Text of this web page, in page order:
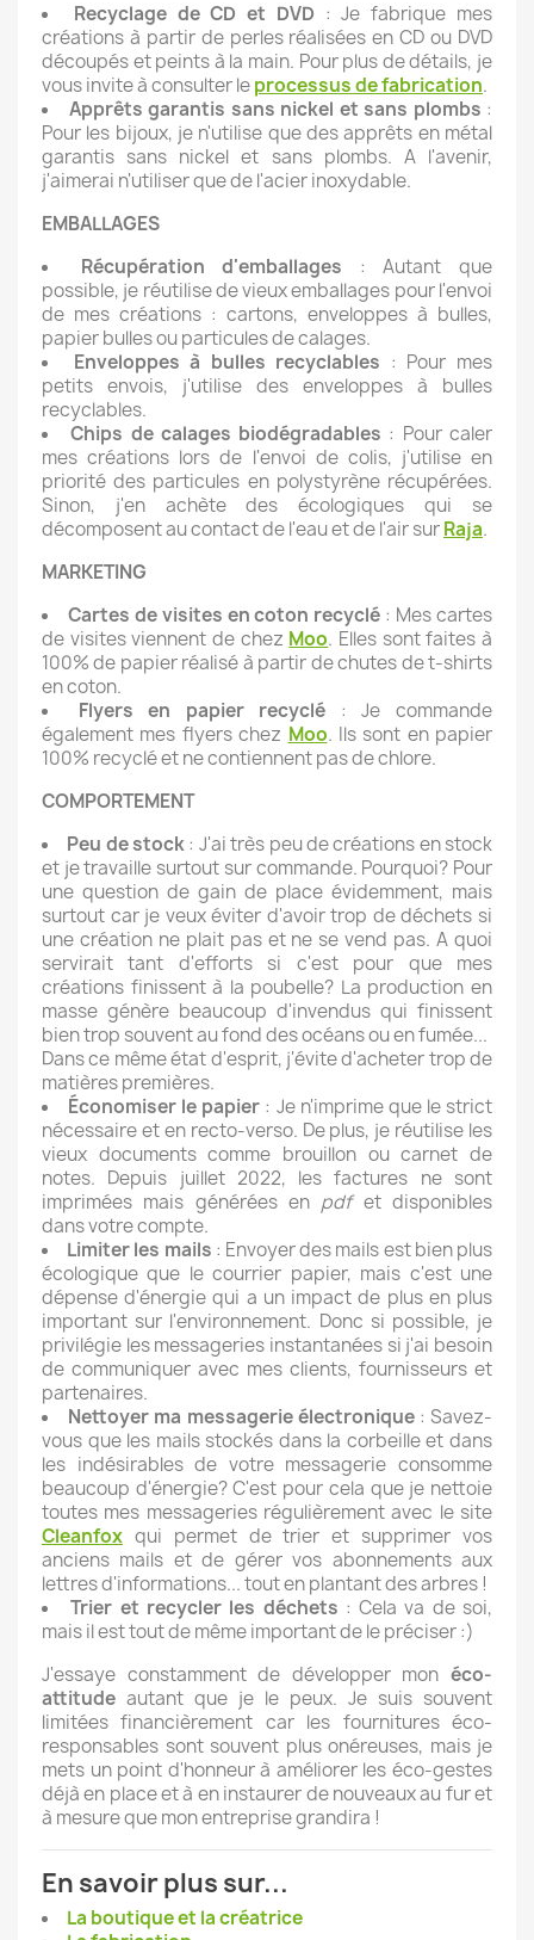
Recyclage de CD et DVD : Je fabrique mes
créations à partir de perles réalisées en CD ou DVD
découpés et peints à la main. Pour plus de détails, je
vous invite à consulter leprocessus de fabrication.
Apprêts garantis sans nickel et sans plombs :
Pour les bijoux, je n'utilise que des apprêts en métal
garantis sans nickel et sans plombs. A l'avenir,
j'aimerai n'utiliser que de l'acier inoxydable.
EMBALLAGES
Récupération d'emballages : Autant que
possible, je réutilise de vieux emballages pour l'envoi
de mes créations : cartons, enveloppes à bulles,
papier bulles ou particules de calages.
Enveloppes à bulles recyclables : Pour mes
petits envois, j'utilise des enveloppes à bulles
recyclables.
Chips de calages biodégradables : Pour caler
mes créations lors de l'envoi de colis, j'utilise en
priorité des particules en polystyrène récupérées.
Sinon, j'en achète des écologiques qui se
décomposent au contact de l'eau et de l'air surRaja.
MARKETING
Cartes de visites en coton recyclé : Mes cartes
de visites viennent de chez Moo. Elles sont faites à
100% de papier réalisé à partir de chutes de t-shirts
en coton.
Flyers en papier recyclé : Je commande
également mes flyers chez Moo. Ils sont en papier
100% recyclé et ne contiennent pas de chlore.
COMPORTEMENT
Peu de stock: J'ai très peu de créations en stock
et je travaille surtout sur commande. Pourquoi? Pour
une question de gain de place évidemment, mais
surtout car je veux éviter d'avoir trop de déchets si
une création ne plait pas et ne se vend pas. A quoi
servirait tant d'efforts si c'est pour que mes
créations finissent à la poubelle? La production en
masse génère beaucoup d'invendus qui finissent
bien trop souvent au fond des océans ou en fumée...
Dans ce même état d'esprit, j'évite d'acheter trop de
matières premières.
Économiser le papier : Je n'imprime que le strict
nécessaire et en recto-verso. De plus, je réutilise les
vieux documents comme brouillon ou carnet de
notes. Depuis juillet 2022, les factures ne sont
imprimées mais générées en pdfet disponibles
dans votre compte.
Limiter les mails : Envoyer des mails est bien plus
écologique que le courrier papier, mais c'est une
dépense d'énergie qui a un impact de plus en plus
important sur l'environnement. Donc si possible, je
privilégie les messageries instantanées si j'ai besoin
de communiquer avec mes clients, fournisseurs et
partenaires.
Nettoyer ma messagerie électronique: Savez-
vous que les mails stockés dans la corbeille et dans
les indésirables de votre messagerie consomme
beaucoup d'énergie? C'est pour cela que je nettoie
toutes mes messageries régulièrement avec le site
Cleanfox qui permet de trier et supprimer vos
anciens mails et de gérer vos abonnements aux
lettres d'informations... tout en plantant des arbres !
Trier et recycler les déchets : Cela va de soi,
mais il est tout de même important de le préciser :)
J'essaye constamment de développer mon éco-
attitude autant que je le peux. Je suis souvent
limitées financièrement car les fournitures éco-
responsables sont souvent plus onéreuses, mais je
mets un point d'honneur à améliorer les éco-gestes
déjà en place et à en instaurer de nouveaux au fur et
à mesure que mon entreprise grandira !
En savoir plus sur...
La boutique et la créatrice